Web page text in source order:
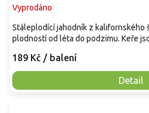
Vyprodáno
189 Kč / balení
Detail
Stáleplodící jahodník z kalifornského
plodností od léta do podzimu. Keře